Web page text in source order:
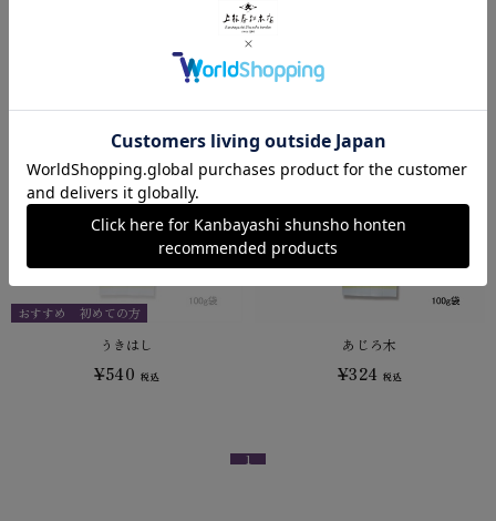
おすすめ 初めての方
うきはし
¥540税込
あじろ木
¥324税込
1